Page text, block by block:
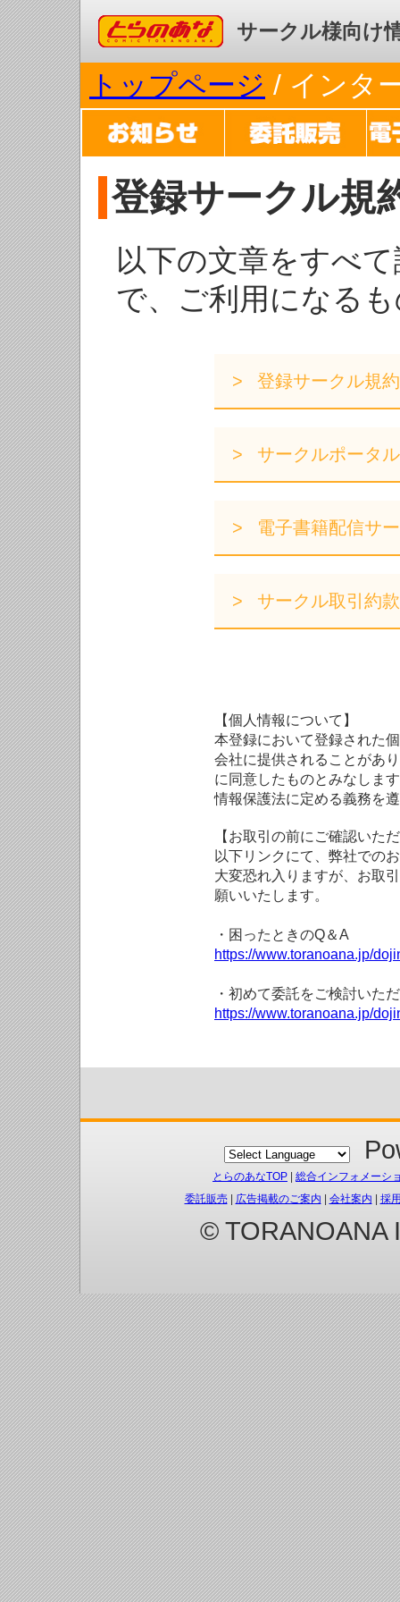
コミックとらのあな サークル様向け
トップページ / インタ
登録サークル規
以下の文章をすべ
で、ご利用になる
登録サークル規約
サークルポータ
電子書籍配信サ
サークル取引約款
【個人情報について】
本登録において登録された
会社に提供されることがあ
に同意したものとみなしま
情報保護法に定める義務を
【お取引の前にご確認いた
以下リンクにて、弊社での
大変恐れ入りますが、お取
願いいたします。
・困ったときのQ＆A
https://www.toranoana.jp/
・初めて委託をご検討いた
https://www.toranoana.jp/
とらのあなTOP
総合インフォメーシ
委託販売| 広告掲載のご案内 会社案内 採
© TORANOANA